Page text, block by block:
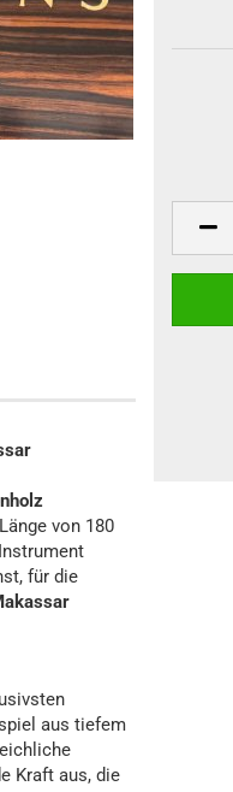
von 180
für die
aus tiefem
Kraft aus, die